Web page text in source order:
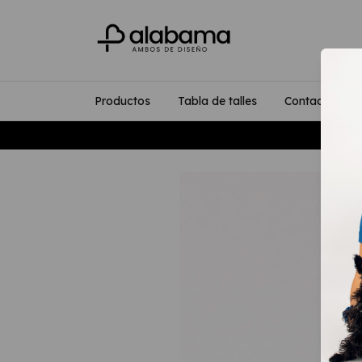
Productos Tabla de talles Contacto